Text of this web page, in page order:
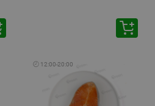
🕘 12:00-20:00